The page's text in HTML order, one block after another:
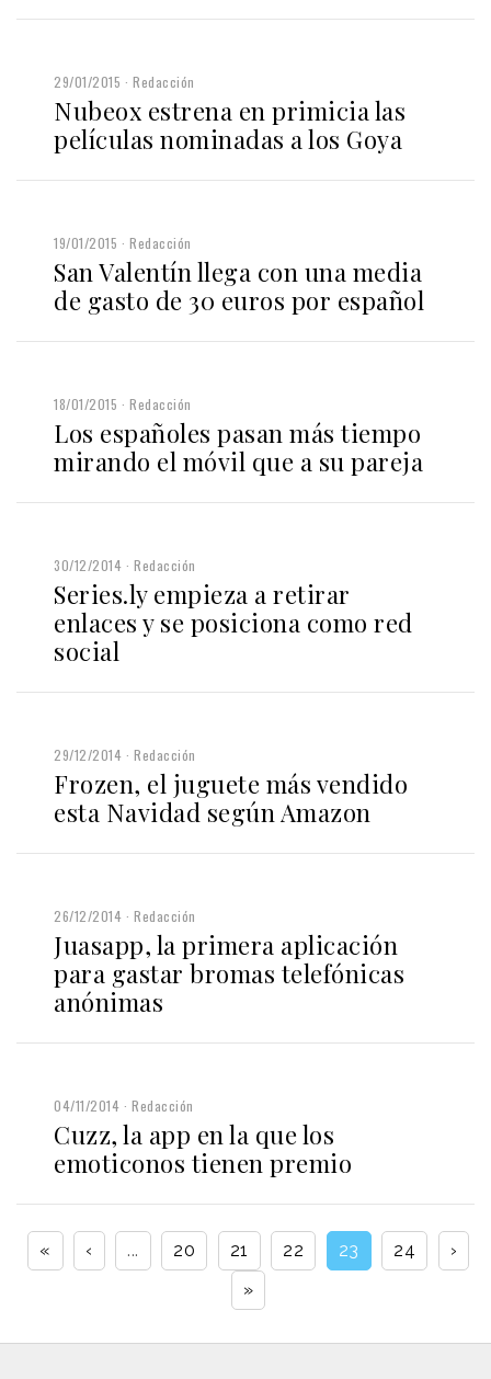
29/01/2015 Redacción
Nubeox estrena en primicia las
películas nominadas a los Goya
19/01/2015 Redacción
San Valentín llega con una media
de gasto de 30 euros por español
18/01/2015 Redacción
Los españoles pasan más tiempo
mirando el móvil que a su pareja
30/12/2014 Redacción
Series.ly empieza a retirar
enlaces y se posiciona como red
social
29/12/2014 Redacción
Frozen, el juguete más vendido
esta Navidad según Amazon
26/12/2014 Redacción
Juasapp, la primera aplicación
para gastar bromas telefónicas
anónimas
04/11/2014 Redacción
Cuzz, la app en la que los
emoticonos tienen premio
« ‹ ... 20 21 22 23 24
›
»